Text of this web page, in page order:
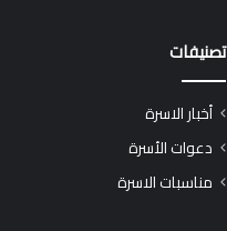
تصنيفات
أخبار الاسرة
دعوات الأسرة
مناسبات الاسرة